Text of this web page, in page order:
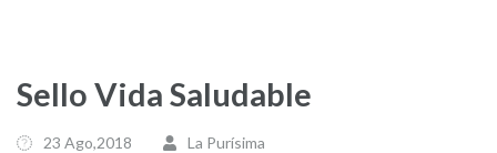
Sello Vida Saludable
23 Ago,2018 La Purísima